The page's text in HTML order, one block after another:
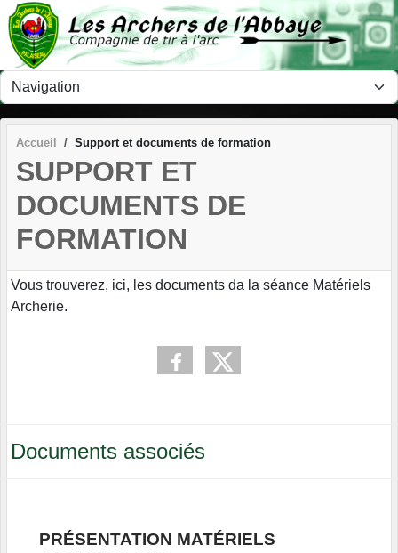
Accueil Support et documents de formation
SUPPORT ET
DOCUMENTS DE
FORMATION
Vous trouverez, ici, les documents da la séance Matériels
Archerie.
Documents associés
PRÉSENTATION MATÉRIELS
Panneau de gestion des cookies